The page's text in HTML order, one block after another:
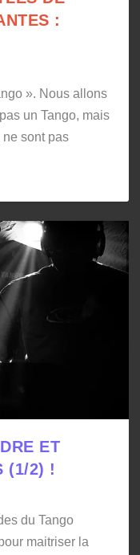
:
». Nous allons
un Tango, mais
ne sont pas
ET
(1/2) !
du Tango
maitriser la